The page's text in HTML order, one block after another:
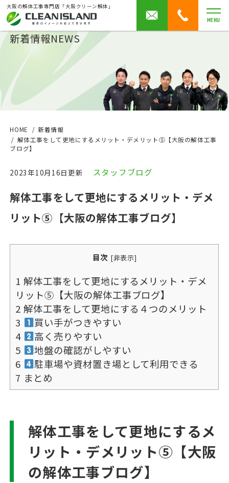
大阪の解体工事専門店「大阪クリーン解体」
MENU
新着情報NEWS
HOME
新着情報
解体工事をして更地にするメリット・デメリット⑤【大阪の解体工事
ブログ】
2023年10月16日更新 スタッフブログ
解体工事をして更地にするメリット・デメ
リット⑤【大阪の解体工事ブログ】
目次 [非表示]
1 解体工事をして更地にするメリット・デメ
リット⑤【大阪の解体工事ブログ】
2 解体工事をして更地にする４つのメリット
3
買い手がつきやすい
4
高く売りやすい
5
地盤の確認がしやすい
6
駐車場や資材置き場として利用できる
7 まとめ
解体工事をして更地にするメ
リット・デメリット⑤【大阪
の解体工事ブログ】